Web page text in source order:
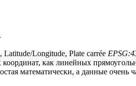
Longitude, Plate carrée
как линейных
математически, а данные